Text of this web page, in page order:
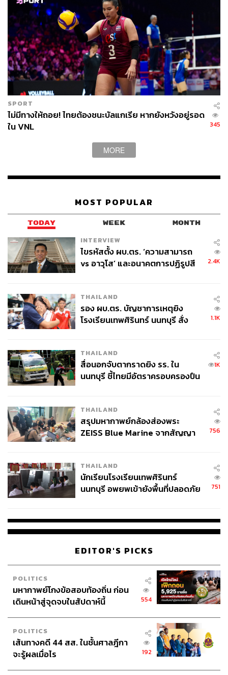
SPORT
ไม่มีทางให้ถอย! ไทยต้องชนะบัลแกเรีย หากยังหวังอยู่รอด
ใน VNL
345
MORE
MOST POPULAR
TODAY WEEK MONTH
INTERVIEW
ไขรหัสตั้ง ผบ.ตร. ‘ความสามารถ
vs อาวุโส’ และอนาคตการปฏิรูปสี
2.4K
THAILAND
รอง ผบ.ตร. บัญชาการเหตุยิง
โรงเรียนเทพศิรินทร์ นนทบุรี สั่ง
1.1K
THAILAND
สื่อนอกจับตากราดยิง รร. ใน
นนทบุรี ชี้ไทยมีอัตราครอบครองปืน
1K
THAILAND
สรุปมหากาพย์กล้องส่องพระ
ZEISS Blue Marine จากสัญญา
จ่ายหนี้-แอบระบุแบรนด์
756
THAILAND
นักเรียนโรงเรียนเทพศิรินทร์
นนทบุรี อพยพเข้ายังพื้นที่ปลอดภัย
751
EDITOR'S PICKS
POLITICS
มหากาพย์โกงข้อสอบท้องถิ่น ก่อน
เดินหน้าสู่จุดจบในสัปดาห์นี้
554
POLITICS
เส้นทางคดี 44 สส. ในชั้นศาลฎีกา
จะรู้ผลเมื่อไร
192